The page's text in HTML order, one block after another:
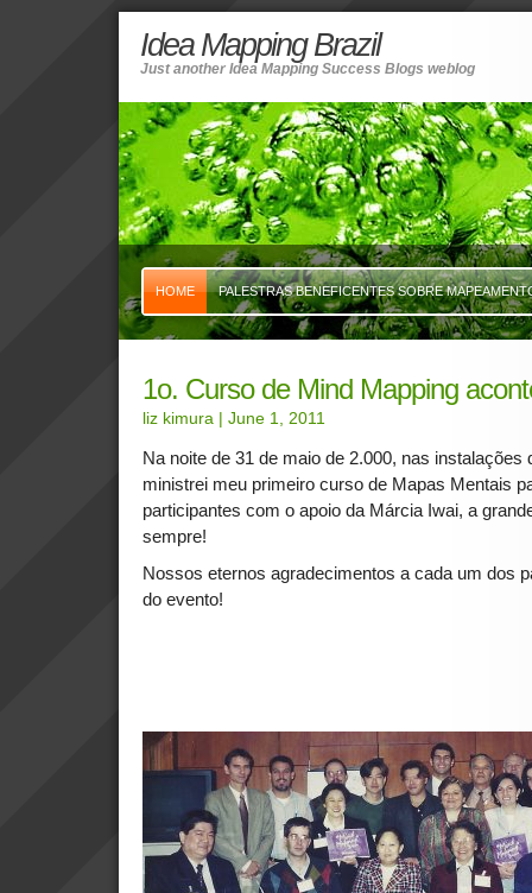
Idea Mapping Brazil
Just another Idea Mapping Success Blogs weblog
HOME PALESTRAS BENEFICENTES SOBRE
1o. Curso de Mind Mapping
liz kimura | June 1, 2011
Na noite de 31 de maio de 2.000, nas instalações
ministrei meu primeiro curso de Mapas Mentais
participantes com o apoio da Márcia Iwai, a
sempre!
Nossos eternos agradecimentos a cada um dos
do evento!